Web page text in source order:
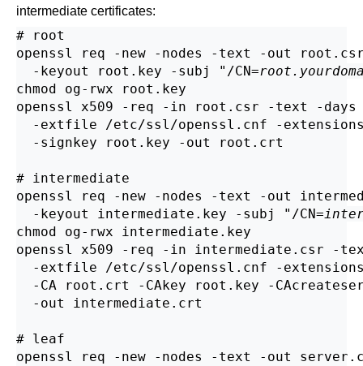
intermediate certificates:
# root
openssl req -new -nodes -text -out
  -keyout root.key -subj "/CN=
chmod og-rwx root.key
openssl x509 -req -in root.csr -text -days
-extfile /etc/ssl/openssl.cnf -
  -signkey root.key -out root.crt
# intermediate
openssl req -new -nodes -text -out
  -keyout intermediate.key -subj "/CN=
chmod og-rwx intermediate.key
openssl x509 -req -in intermediate.csr -
-extfile /etc/ssl/openssl.cnf -
-CA root.crt -CAkey root.key -
  -out intermediate.crt
# leaf
openssl req -new -nodes -text -out